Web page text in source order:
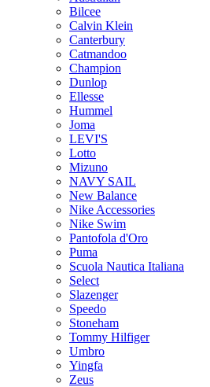
Bilcee
Calvin Klein
Canterbury
Catmandoo
Champion
Dunlop
Ellesse
Hummel
Joma
LEVI'S
Lotto
Mizuno
NAVY SAIL
New Balance
Nike Accessories
Nike Swim
Pantofola d'Oro
Puma
Scuola Nautica Italiana
Select
Slazenger
Speedo
Stoneham
Tommy Hilfiger
Umbro
Yingfa
Zeus